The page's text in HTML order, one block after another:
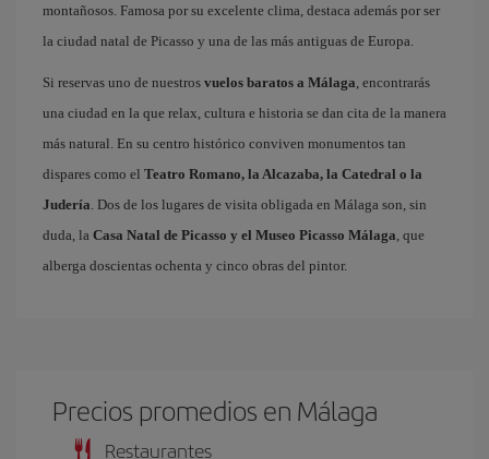
montañosos. Famosa por su excelente clima, destaca además por ser
la ciudad natal de Picasso y una de las más antiguas de Europa.
Si reservas uno de nuestros vuelos baratos a Málaga , encontrarás
una ciudad en la que relax, cultura e historia se dan cita de la manera
más natural. En su centro histórico conviven monumentos tan
dispares como el Teatro Romano, la Alcazaba, la Catedral o la
Judería . Dos de los lugares de visita obligada en Málaga son, sin
duda, la Casa Natal de Picasso y el Museo Picasso Málaga , que
alberga doscientas ochenta y cinco obras del pintor.
Precios promedios en Málaga
Restaurantes